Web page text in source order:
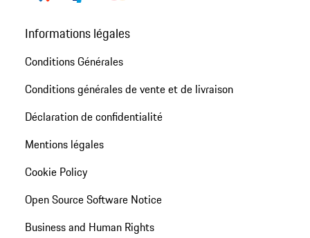
Informations légales
Conditions Générales
Conditions générales de vente et de livraison
Déclaration de confidentialité
Mentions légales
Cookie Policy
Open Source Software Notice
Business and Human Rights